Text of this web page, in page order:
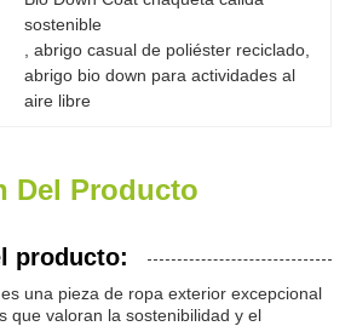
sostenible
, abrigo casual de poliéster reciclado
abrigo bio down para actividades al
aire libre
Del Producto
producto:
una pieza de ropa exterior excepcional
que valoran la sostenibilidad y el